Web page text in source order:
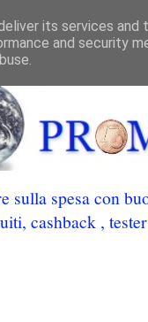
sulla spesa con
cashback ,
its services and
and security